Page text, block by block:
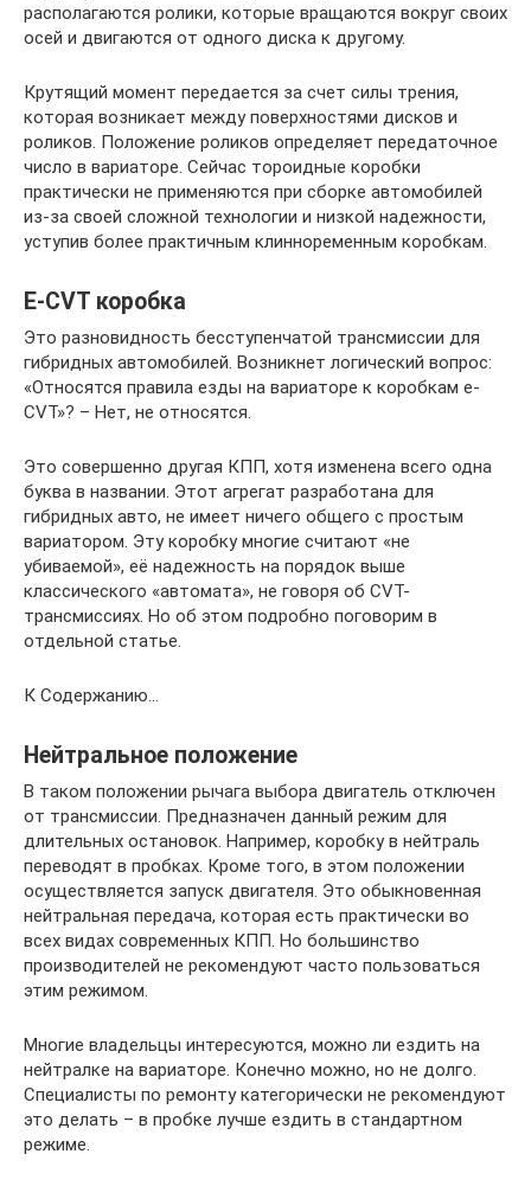
располагаются ролики, которые вращаются вокруг своих
осей и двигаются от одного диска к другому.
Крутящий момент передается за счет силы трения,
которая возникает между поверхностями дисков и
роликов. Положение роликов определяет передаточное
число в вариаторе. Сейчас тороидные коробки
практически не применяются при сборке автомобилей
из-за своей сложной технологии и низкой надежности,
уступив более практичным клинноременным коробкам.
E-CVT коробка
Это разновидность бесступенчатой трансмиссии для
гибридных автомобилей. Возникнет логический вопрос:
«Относятся правила езды на вариаторе к коробкам e-
CVT»? – Нет, не относятся.
Это совершенно другая КПП, хотя изменена всего одна
буква в названии. Этот агрегат разработана для
гибридных авто, не имеет ничего общего с простым
вариатором. Эту коробку многие считают «не
убиваемой», её надежность на порядок выше
классического «автомата», не говоря об CVT-
трансмиссиях. Но об этом подробно поговорим в
отдельной статье.
К Содержанию…
Нейтральное положение
В таком положении рычага выбора двигатель отключен
от трансмиссии. Предназначен данный режим для
длительных остановок. Например, коробку в нейтраль
переводят в пробках. Кроме того, в этом положении
осуществляется запуск двигателя. Это обыкновенная
нейтральная передача, которая есть практически во
всех видах современных КПП. Но большинство
производителей не рекомендуют часто пользоваться
этим режимом.
Многие владельцы интересуются, можно ли ездить на
нейтралке на вариаторе. Конечно можно, но не долго.
Специалисты по ремонту категорически не рекомендуют
это делать – в пробке лучше ездить в стандартном
режиме.